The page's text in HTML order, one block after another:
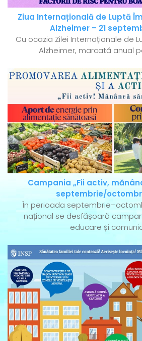
Ziua Internațională de Luptă
Alzheimer – 21
Cu ocazia Zilei Internaționale de
Alzheimer, marcată anual
Campania „Fii activ,
septembrie/
În perioada
național se desfășoară
educare și